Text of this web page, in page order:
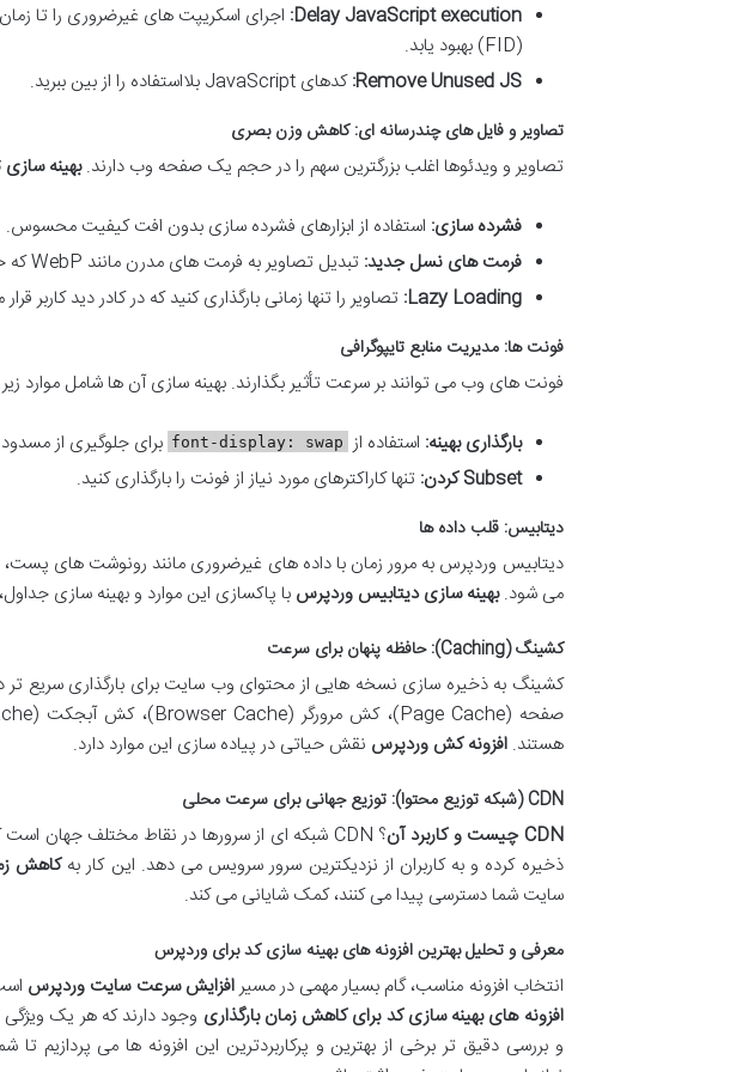
Delay JavaScript execution: اجرای اسکریپت های غیرضروری را تا زمان
(FID) بهبود یابد.
Remove Unused JS: کدهای JavaScript بلااستفاده را از بین ببرید.
تصاویر و فایل های چندرسانه ای: کاهش وزن بصری
تصاویر و ویدئوها اغلب بزرگترین سهم را در حجم یک صفحه وب دارند.بهینه
فشرده سازی: استفاده از ابزارهای فشرده سازی بدون افت کیفیت محسوس.
فرمت های نسل جدید: تبدیل تصاویر به فرمت های مدرن مانند WebP که حجم کمتری با کیفیت مشابه دارند.
Lazy Loading: تصاویر را تنها زمانی بارگذاری کنید که در کادر دید کاربر
فونت ها: مدیریت منابع تایپوگرافی
فونت های وب می توانند بر سرعت تأثیر بگذارند. بهینه سازی آن ها شامل موارد
بارگذاری بهینه: استفاده از font-display: swap برای جلوگیری از
Subset کردن:
تنها کاراکترهای مورد نیاز از فونت را بارگذاری کنید.
دیتابیس: قلب داده ها
دیتابیس وردپرس به مرور زمان با داده های غیرضروری مانند رونوشت های
می شود.بهینه سازی دیتابیس وردپرس با پاکسازی این موارد و بهینه سازی
کشینگ (Caching): حافظه پنهان برای سرعت
کشینگ به ذخیره سازی نسخه هایی از محتوای وب سایت برای بارگذاری سریع تر
هستند.افزونه کش وردپرس نقش حیاتی در پیاده سازی این موارد دارد.
CDN (شبکه توزیع محتوا): توزیع جهانی برای سرعت محلی
CDN چیست و کاربرد آن
ذخیره کرده و به کاربران از نزدیکترین سرور سرویس می دهد. این کار بهکاهش
سایت شما دسترسی پیدا می کنند، کمک شایانی می کند.
معرفی و تحلیل بهترین افزونه های بهینه سازی کد برای وردپرس
انتخاب افزونه مناسب، گام بسیار مهمی در مسیرافزایش سرعت سایت وردپرس
افزونه های بهینه سازی کد برای کاهش زمان بارگذاری وجود دارند که هر یک
و بررسی دقیق تر برخی از بهترین و پرکاربردترین این افزونه ها می پردازیم تا